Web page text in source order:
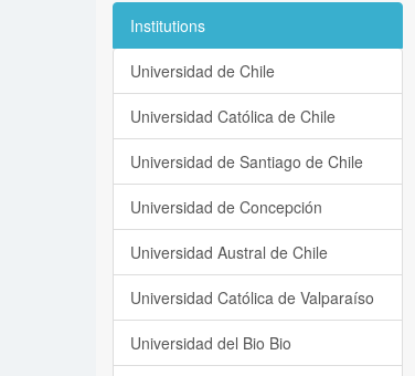
Institutions
Universidad de Chile
Universidad Católica de Chile
Universidad de Santiago de Chile
Universidad de Concepción
Universidad Austral de Chile
Universidad Católica de Valparaíso
Universidad del Bio Bio